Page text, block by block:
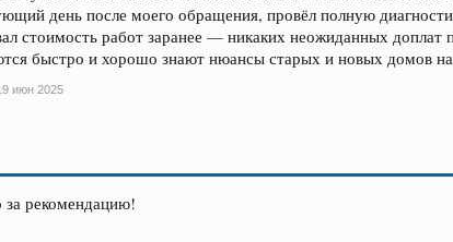
день после моего обращения, провёл полную
стоимость работ заранее — никаких неожиданных
быстро и хорошо знают нюансы старых и новых домов
июн 2025
за рекомендацию!